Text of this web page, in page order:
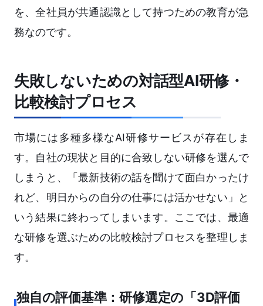
を、全社員が共通認識として持つための教育が急
務なのです。
失敗しないための対話型AI研修・
比較検討プロセス
市場には多種多様なAI研修サービスが存在しま
す。自社の現状と目的に合致しない研修を選んで
しまうと、「最新技術の話を聞けて面白かったけ
れど、明日からの自分の仕事には活かせない」と
いう結果に終わってしまいます。ここでは、最適
な研修を選ぶための比較検討プロセスを整理しま
す。
独自の評価基準：研修選定の「3D評価